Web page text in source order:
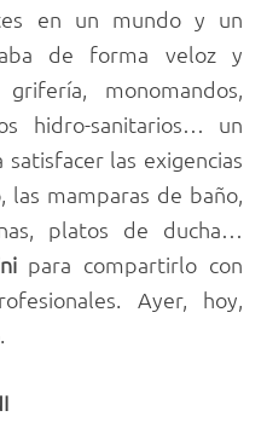
en un mundo y un
de forma veloz y
monomandos,
hidro-sanitarios… un
las exigencias
mamparas de baño,
platos de ducha…
para compartirlo con
Ayer, hoy,